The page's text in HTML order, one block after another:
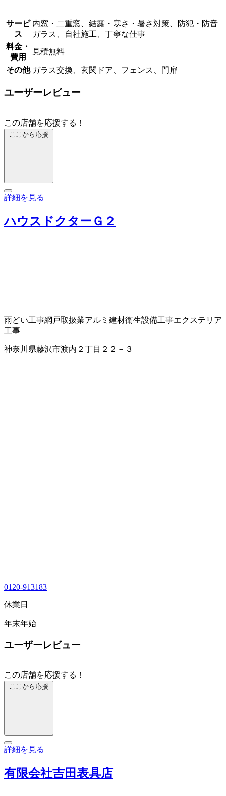
サービ
ス
内窓・二重窓、結露・寒さ・暑さ対策、防犯・防音
ガラス、自社施工、丁寧な仕事
料金・
費用
見積無料
その他 ガラス交換、玄関ドア、フェンス、門扉
ユーザーレビュー
この店舗を応援する！
ここから応援
詳細を見る
ハウスドクターＧ２
雨どい工事網戸取扱業アルミ建材衛生設備工事エクステリア
工事
神奈川県藤沢市渡内２丁目２２－３
0120-913183
休業日
年末年始
ユーザーレビュー
この店舗を応援する！
ここから応援
詳細を見る
有限会社吉田表具店